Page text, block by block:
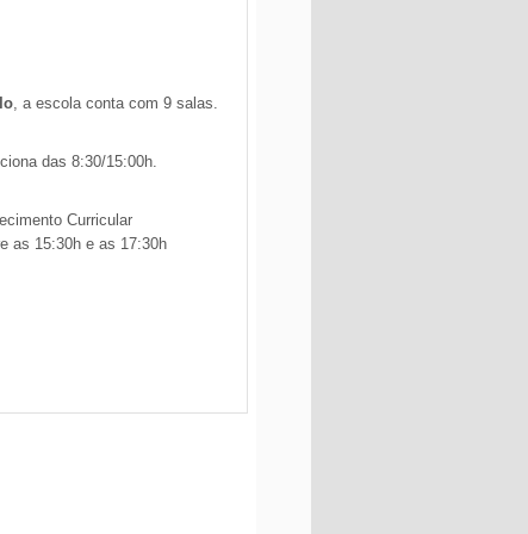
, a escola conta com 9 salas.
das 8:30/15:00h.
Curricular
as 15:30h e as 17:30h